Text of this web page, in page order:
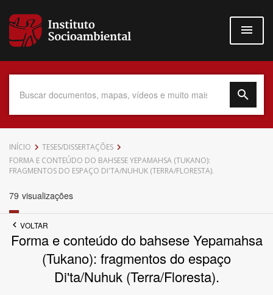
para
conteúdo
Data do Documento
Povo Indígena
INÍCIO
TESES/DISSERTAÇÕES
FORMA E CONTEÚDO DO BAHSESE YEPAMAHSA (TUKANO):
FRAGMENTOS DO ESPAÇO DI'TA/NUHUK (TERRA/FLORESTA).
79 visualizações
VOLTAR
Forma e conteúdo do bahsese Yepamahsa
(Tukano): fragmentos do espaço
Di'ta/Nuhuk (Terra/Floresta).